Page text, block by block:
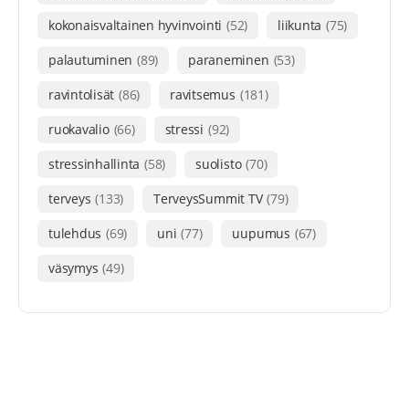
kokonaisvaltainen hyvinvointi (52) liikunta (75)
palautuminen (89) paraneminen (53)
ravintolisät (86) ravitsemus (181)
ruokavalio (66) stressi (92)
stressinhallinta (58) suolisto (70)
terveys (133) TerveysSummit TV (79)
tulehdus (69) uni (77) uupumus (67)
väsymys (49)